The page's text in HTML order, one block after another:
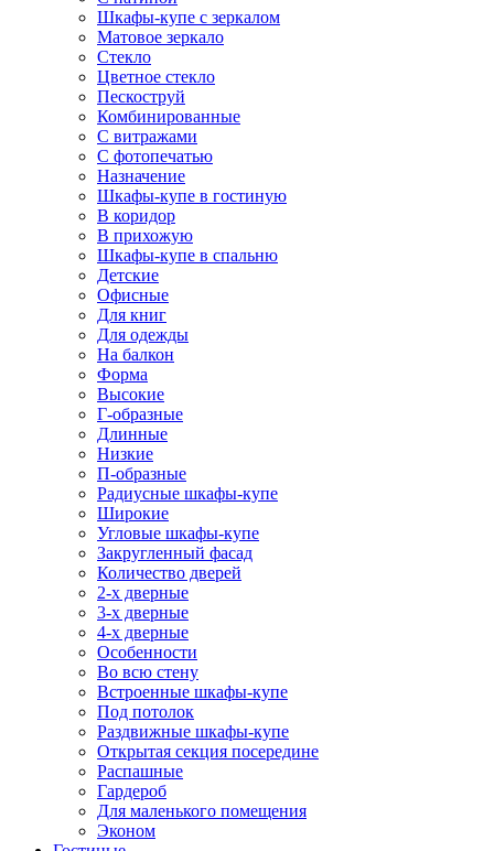
Шкафы-купе с зеркалом
Матовое зеркало
Стекло
Цветное стекло
Пескоструй
Комбинированные
С витражами
С фотопечатью
Назначение
Шкафы-купе в гостиную
В коридор
В прихожую
Шкафы-купе в спальню
Детские
Офисные
Для книг
Для одежды
На балкон
Форма
Высокие
Г-образные
Длинные
Низкие
П-образные
Радиусные шкафы-купе
Широкие
Угловые шкафы-купе
Закругленный фасад
Количество дверей
2-х дверные
3-х дверные
4-х дверные
Особенности
Во всю стену
Встроенные шкафы-купе
Под потолок
Раздвижные шкафы-купе
Открытая секция посередине
Распашные
Гардероб
Для маленького помещения
Эконом